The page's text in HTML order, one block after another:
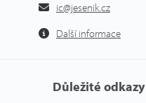
ic@jesenik.cz
Další informace
Důležité odkazy